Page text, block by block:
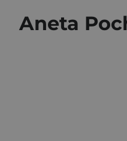
Aneta